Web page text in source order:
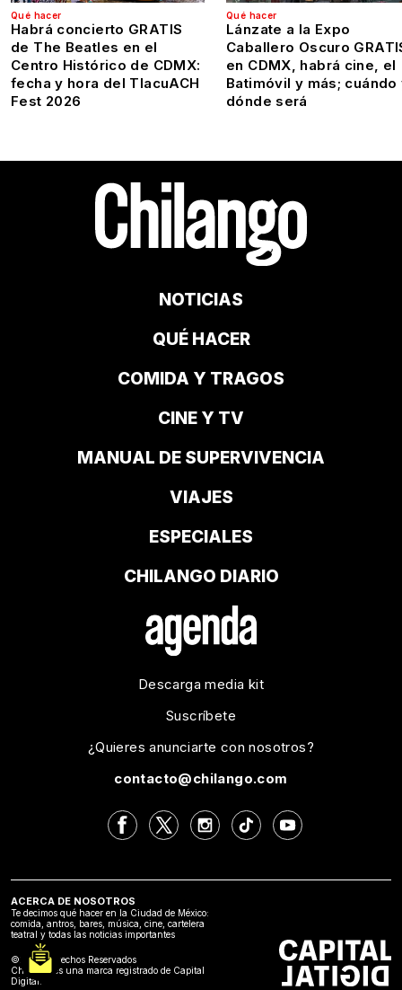
Qué hacer
Habrá concierto GRATIS
de The Beatles en el
Centro Histórico de CDMX:
fecha y hora del TlacuACH
Fest 2026
Qué hacer
Lánzate a la Expo
Caballero Oscuro
en CDMX, habrá cine, el
Batimóvil y más; cuándo
dónde será
NOTICIAS
QUÉ HACER
COMIDA Y TRAGOS
CINE Y TV
MANUAL DE SUPERVIVENCIA
VIAJES
ESPECIALES
CHILANGO DIARIO
Descarga media kit
Suscríbete
¿Quieres anunciarte con nosotros?
contacto@chilango.com
ACERCA DE NOSOTROS
Te decimos qué hacer en la Ciudad de México:
comida, antros, bares, música, cine, cartelera
teatral y todas las noticias importantes
©2024 Derechos Reservados
Chilango es una marca registrado de Capital
Digital.